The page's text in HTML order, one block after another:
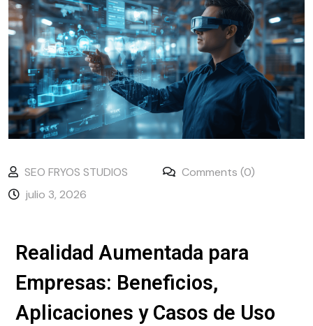
SEO FRYOS STUDIOS
Comments (0)
julio 3, 2026
Realidad Aumentada para
Empresas: Beneficios,
Aplicaciones y Casos de Uso